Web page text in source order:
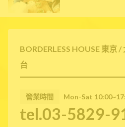
BORDERLESS HOUSE 東京
台
營業時間 Mon-Sat
tel.03-5829-